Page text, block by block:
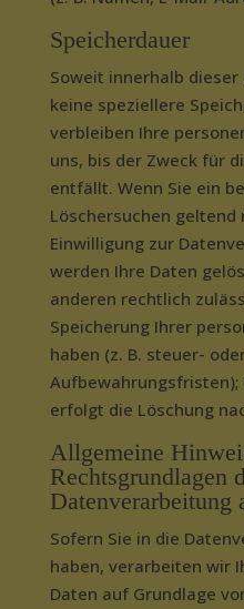
Speicherdauer
Soweit innerhalb
keine speziellere
verbleiben Ihre
uns, bis der Zweck für
entfällt. Wenn Sie ein
Löschersuchen geltend
Einwilligung zur
werden Ihre Daten
anderen rechtlich
Speicherung Ihrer
haben (z. B. steuer-
erfolgt die Löschung
Allgemeine
Rechtsgrundlagen
Datenverarbeitung
Sofern Sie in die
haben, verarbeiten wir
Daten auf Grundlage